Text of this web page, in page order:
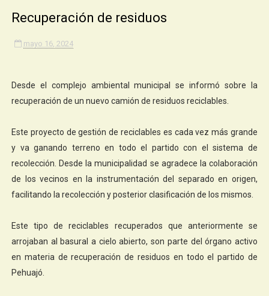
Recuperación de residuos
mayo 16, 2024
Desde el complejo ambiental municipal se informó sobre la
recuperación de un nuevo camión de residuos reciclables.
Este proyecto de gestión de reciclables es cada vez más grande
y va ganando terreno en todo el partido con el sistema de
recolección. Desde la municipalidad se agradece la colaboración
de los vecinos en la instrumentación del separado en origen,
facilitando la recolección y posterior clasificación de los mismos.
Este tipo de reciclables recuperados que anteriormente se
arrojaban al basural a cielo abierto, son parte del órgano activo
en materia de recuperación de residuos en todo el partido de
Pehuajó.